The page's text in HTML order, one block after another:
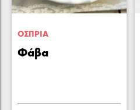
ΟΣΠΡΙΑ
Φάβα